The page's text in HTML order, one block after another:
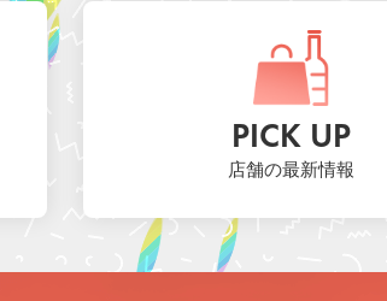
PICK UP
店舗の最新情報